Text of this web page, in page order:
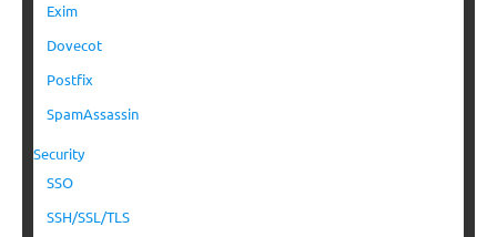
Exim
Dovecot
Postfix
SpamAssassin
Security
SSO
SSH/SSL/TLS